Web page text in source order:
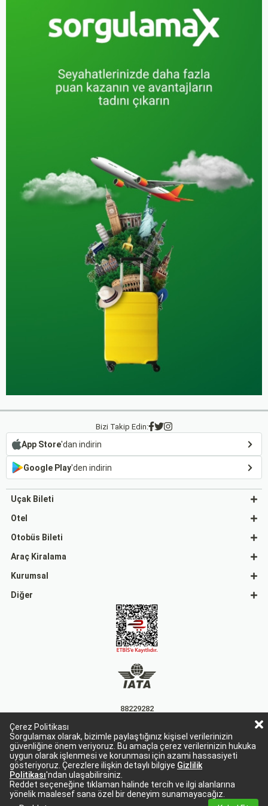
Çerez Politikası
Sorgulamax olarak, bizimle paylaştığınız kişisel verilerinizin
güvenliğine önem veriyoruz. Bu amaçla çerez verilerinizin hukuka
uygun olarak işlenmesi ve korunması için azami hassasiyeti
gösteriyoruz. Çerezlere ilişkin detaylı bilgiye Gizlilik
Politikası'ndan ulaşabilirsiniz.
Reddet seçeneğine tıklaman halinde tercih ve ilgi alanlarına
yönelik maalesef sana özel bir deneyim sunamayacağız.
Bizi Takip Edin:
App Store'dan indirin
Google Play'den indirin
Uçak Bileti
Otel
Otobüs Bileti
Araç Kiralama
Kurumsal
Diğer
88229282
15863
Sorgulamax Turizim, TURSAB Belge No: 15863